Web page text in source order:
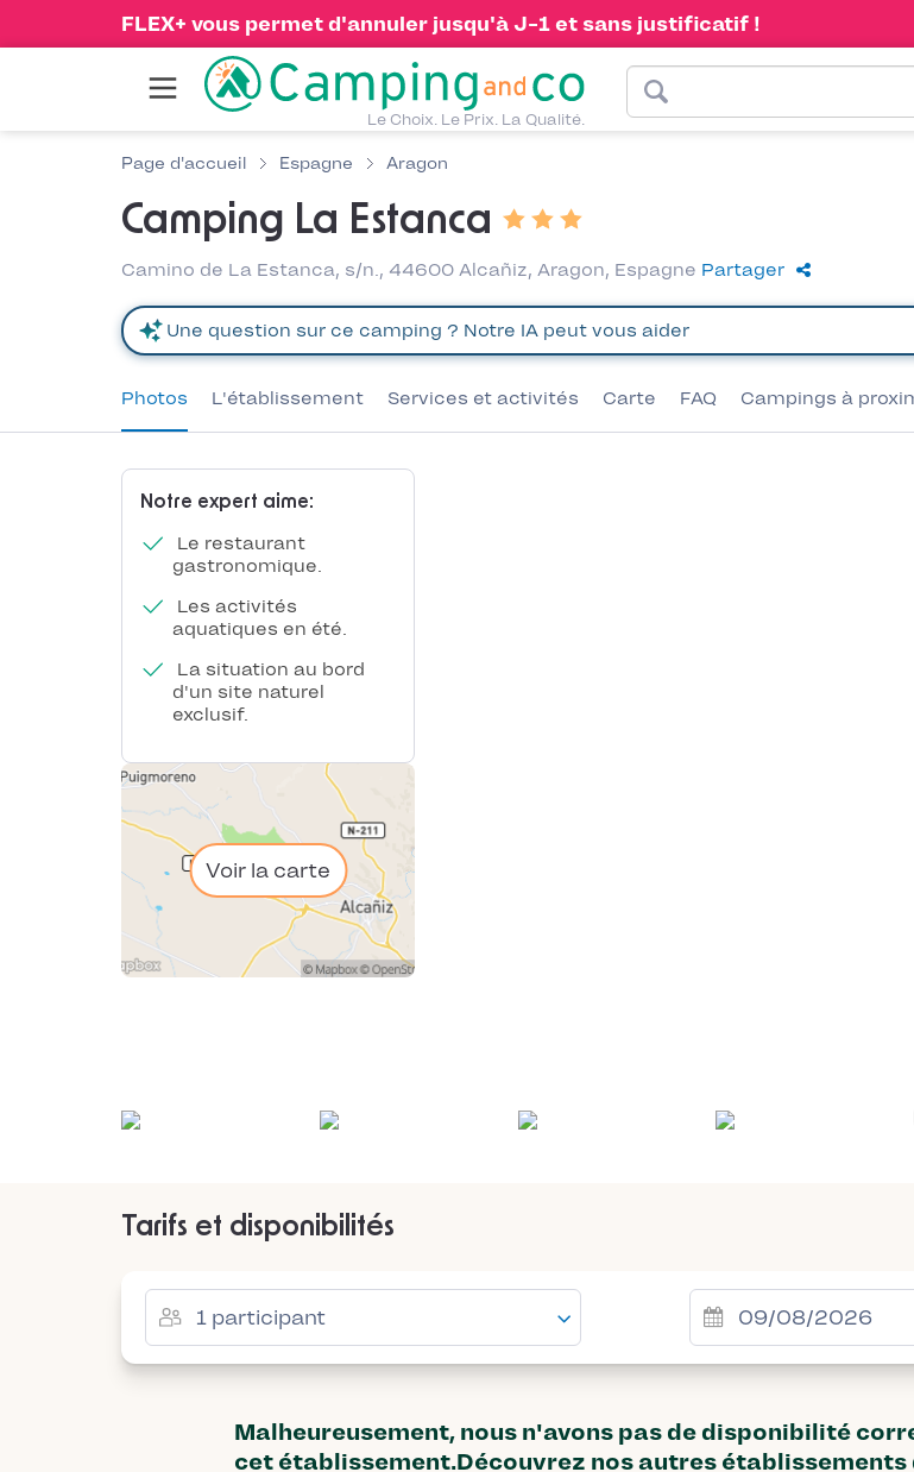
FLEX+ vous permet d'annuler jusqu'à J-1 et sans justificatif !
Le Choix. Le Prix. La Qualité.
Page d'accueil Espagne Aragon
Camping La Estanca
Camino de La Estanca, s/n., 44600 Alcañiz, Aragon, Espagne Partager
Photos L'établissement Services et activités Carte FAQ Campings à
Notre expert aime:
Le restaurant
gastronomique.
Les activités
aquatiques en été.
La situation au bord
d'un site naturel
exclusif.
Voir la carte
Tarifs et disponibilités
Malheureusement, nous n'avons pas de disponibilité
cet établissement.Découvrez nos autres établissements